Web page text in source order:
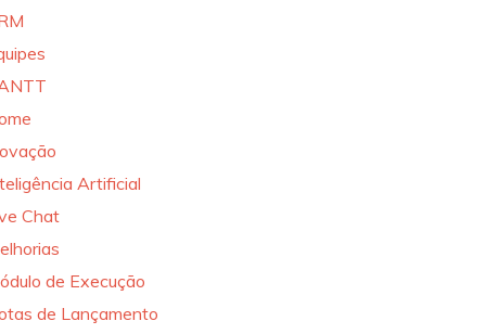
Artificial
Chat
de Execução
de Lançamento